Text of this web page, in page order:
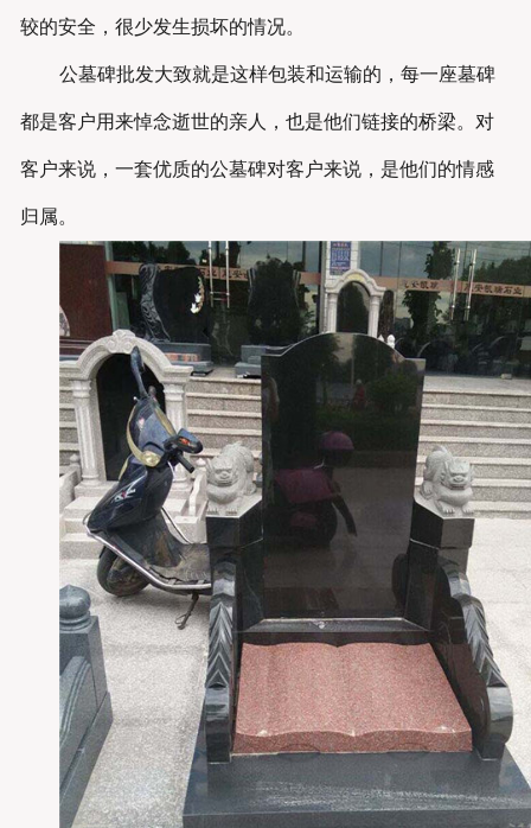
较的安全，很少发生损坏的情况。
公墓碑批发大致就是这样包装和运输的，每一座墓碑
都是客户用来悼念逝世的亲人，也是他们链接的桥梁。对
客户来说，一套优质的公墓碑对客户来说，是他们的情感
归属。